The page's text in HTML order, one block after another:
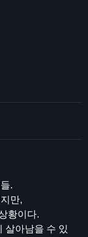
.
만,
황이다.
살아남을 수 있